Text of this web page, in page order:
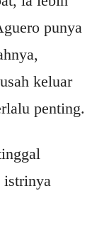
punya
keluar
penting.
istrinya